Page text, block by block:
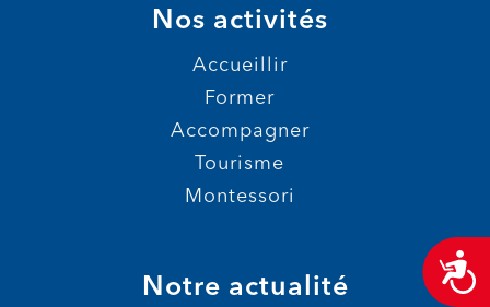
Nos activités
Accueillir
Former
Accompagner
Tourisme
Montessori
Notre actualité